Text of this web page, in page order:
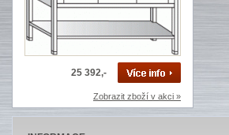
25 392,-
Zobrazit zboží v akci »